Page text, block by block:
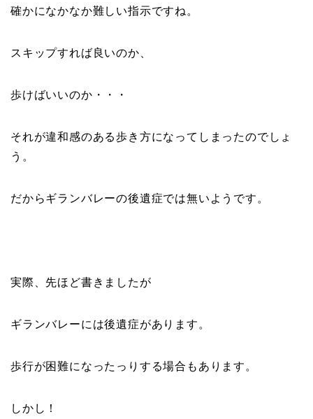
確かになかなか難しい指示ですね。
スキップすれば良いのか、
歩けばいいのか・・・
それが違和感のある歩き方になってしまったのでしょ
う。
だからギランバレーの後遺症では無いようです。
実際、先ほど書きましたが
ギランバレーには後遺症があります。
歩行が困難になったっりする場合もあります。
しかし！